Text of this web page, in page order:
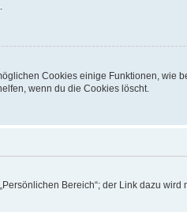
Cookies einige Funktionen, wie
wenn du die Cookies löscht.
Bereich“; der Link dazu wird